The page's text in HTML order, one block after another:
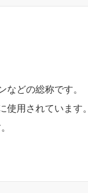
どの総称です。
用されています。